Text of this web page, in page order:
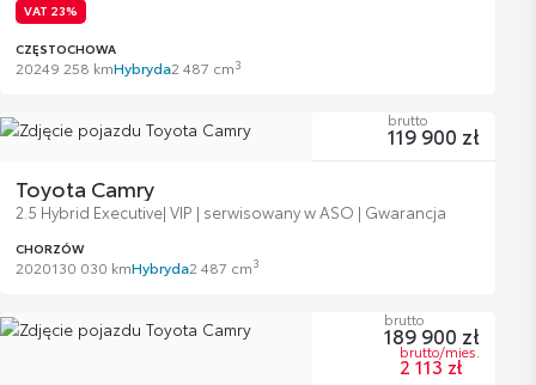
VAT 23%
CZĘSTOCHOWA
20249 258 kmHybryda2 487 cm3
Toyota Camry
2.5 Hybrid Executive| VIP | serwisowany w ASO | Gwarancja
CHORZÓW
2020130 030 kmHybryda2 487 cm3
brutto
119 900 zł
brutto
189 900 zł
brutto/mies.
2 113 zł